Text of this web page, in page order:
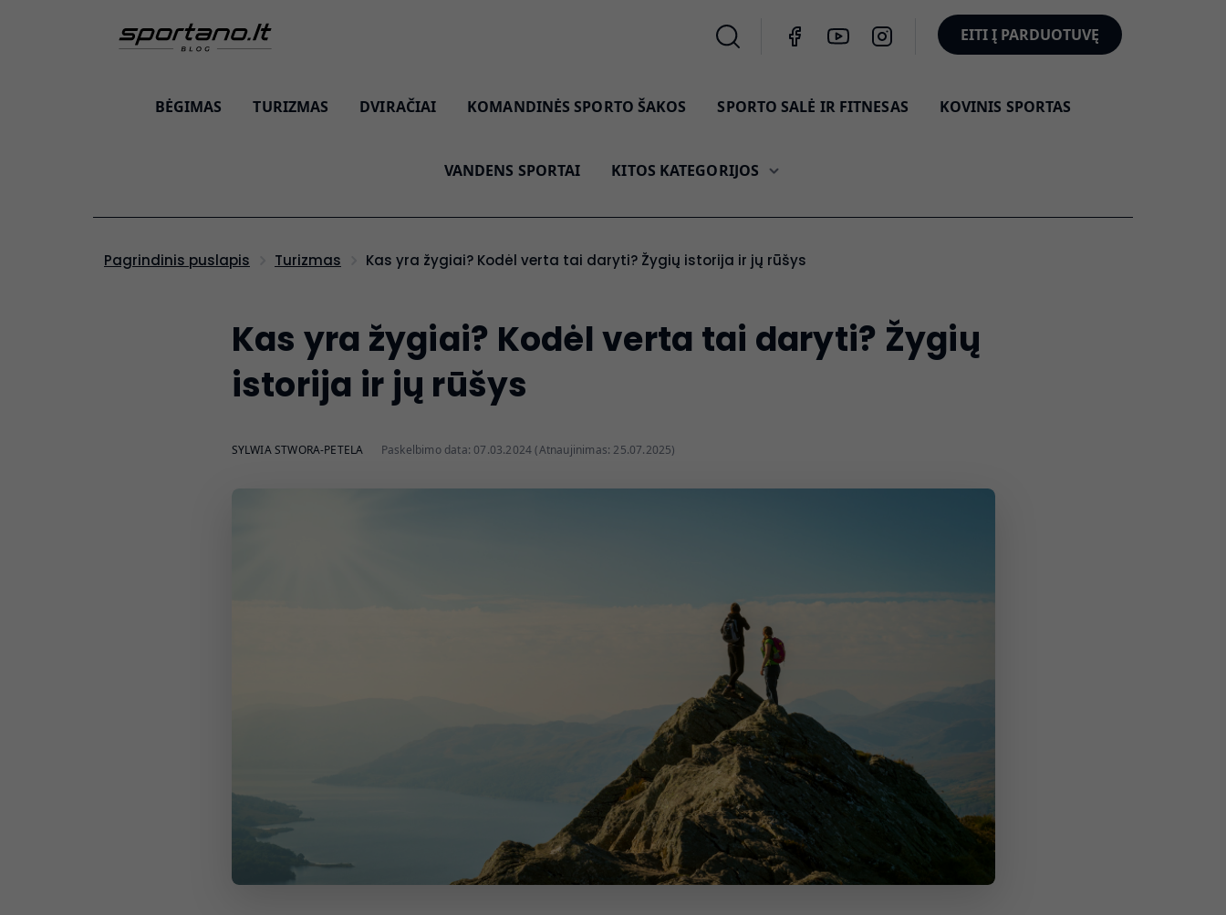
EITI Į PARDUOTUVĘ
BĖGIMAS TURIZMAS DVIRAČIAI KOMANDINĖS SPORTO ŠAKOS SPORTO SALĖ IR FITNESAS KOVINIS SPORTAS
VANDENS SPORTAI KITOS KATEGORIJOS
Pagrindinis puslapis Turizmas Kas yra žygiai? Kodėl verta tai daryti? Žygių istorija ir jų rūšys
Kas yra žygiai? Kodėl verta tai daryti? Žygių
istorija ir jų rūšys
SYLWIA STWORA-PETELA Paskelbimo data: 07.03.2024 (Atnaujinimas: 25.07.2025)